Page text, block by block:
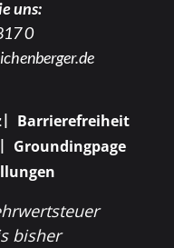
uns:
0
Barrierefreiheit
Groundingpage
bisher